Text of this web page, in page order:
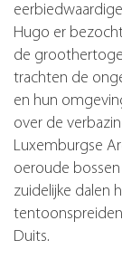
Hugo er
de
trachten de
en hun
over de
Luxemburgse
oeroude
zuidelijke dalen
Duits.